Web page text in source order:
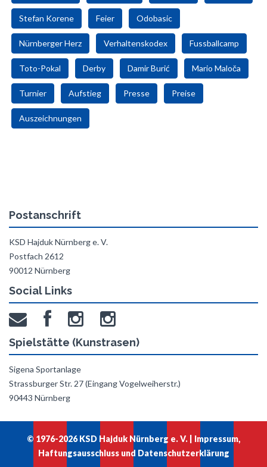
Stefan Korene Feier Odobasic
Nürnberger Herz Verhaltenskodex Fussballcamp
Toto-Pokal Derby Damir Burić Mario Maloča
Turnier Aufstieg Presse Preise
Auszeichnungen
Postanschrift
KSD Hajduk Nürnberg e. V.
Postfach 2612
90012 Nürnberg
Social Links
Spielstätte (Kunstrasen)
Sigena Sportanlage
Strassburger Str. 27 (Eingang Vogelweiherstr.)
90443 Nürnberg
© 1976-2026 KSD Hajduk Nürnberg e. V. | Impressum,
Haftungsausschluss und Datenschutzerklärung